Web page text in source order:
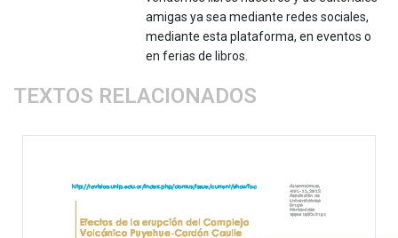
amigas ya sea mediante redes sociales,
mediante esta plataforma, en eventos o
en ferias de libros.
TEXTOS RELACIONADOS